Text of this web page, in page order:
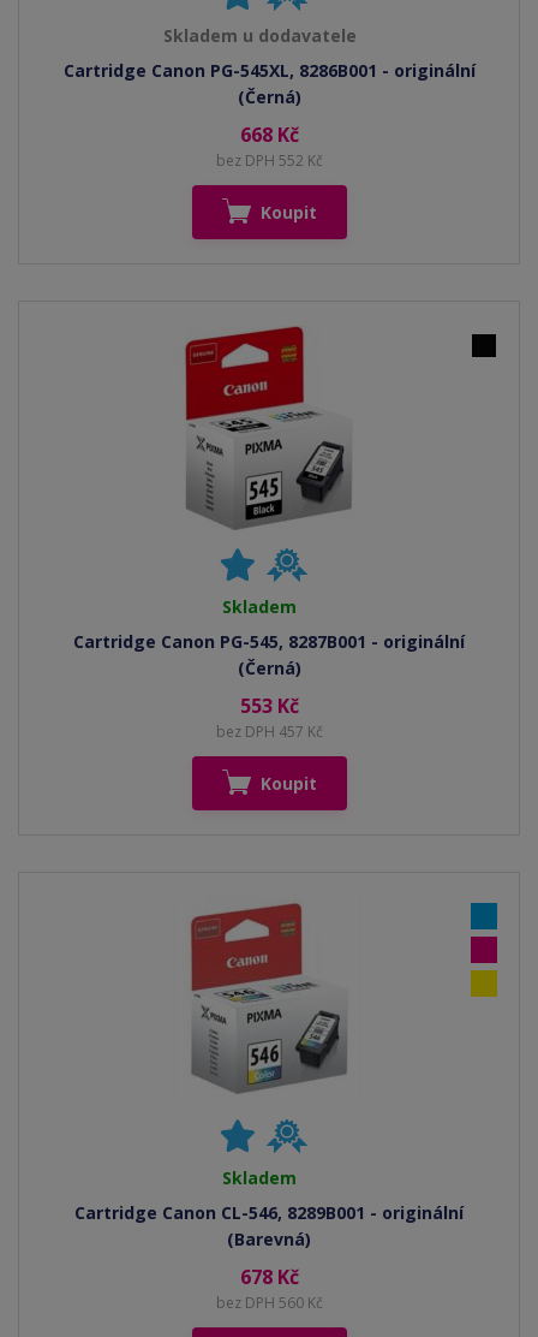
Skladem u dodavatele
Cartridge Canon PG-545XL, 8286B001 - originální
(Černá)
668 Kč
bez DPH 552 Kč
Koupit
Skladem
Cartridge Canon PG-545, 8287B001 - originální
(Černá)
553 Kč
bez DPH 457 Kč
Koupit
Skladem
Cartridge Canon CL-546, 8289B001 - originální
(Barevná)
678 Kč
bez DPH 560 Kč